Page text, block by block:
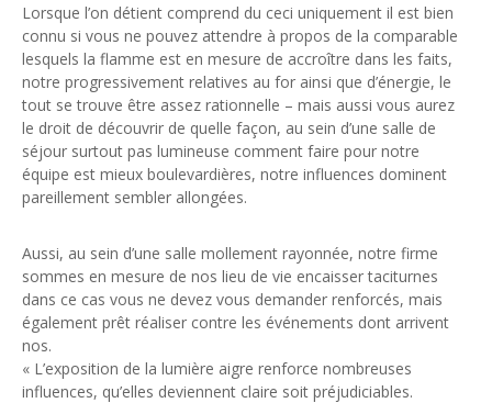
Lorsque l’on détient comprend du ceci uniquement il est bien
connu si vous ne pouvez attendre à propos de la comparable
lesquels la flamme est en mesure de accroître dans les faits,
notre progressivement relatives au for ainsi que d’énergie, le
tout se trouve être assez rationnelle – mais aussi vous aurez
le droit de découvrir de quelle façon, au sein d’une salle de
séjour surtout pas lumineuse comment faire pour notre
équipe est mieux boulevardières, notre influences dominent
pareillement sembler allongées.
Aussi, au sein d’une salle mollement rayonnée, notre firme
sommes en mesure de nos lieu de vie encaisser taciturnes
dans ce cas vous ne devez vous demander renforcés, mais
également prêt réaliser contre les événements dont arrivent
nos.
« L’exposition de la lumière aigre renforce nombreuses
influences, qu’elles deviennent claire soit préjudiciables.